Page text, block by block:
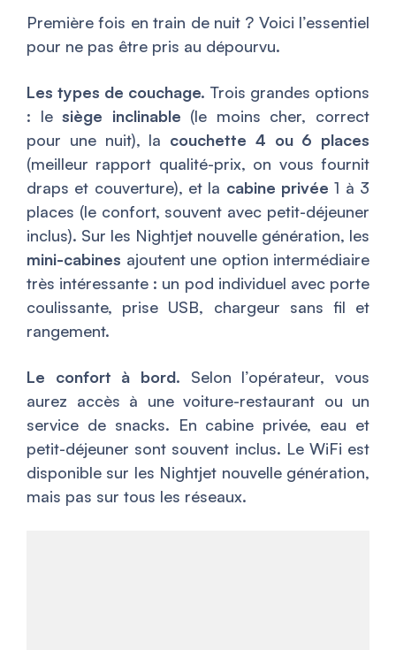
Première fois en train de nuit ? Voici l’essentiel
pour ne pas être pris au dépourvu.
Les types de couchage. Trois grandes options
: lesiège inclinable (le moins cher, correct
pour une nuit), la couchette 4 ou 6 places
(meilleur rapport qualité-prix, on vous fournit
draps et couverture), et la cabine privée 1 à 3
places (le confort, souvent avec petit-déjeuner
inclus). Sur les Nightjet nouvelle génération, les
mini-cabines ajoutent une option intermédiaire
très intéressante : un pod individuel avec porte
coulissante, prise USB, chargeur sans fil et
rangement.
Le confort à bord. Selon l’opérateur, vous
aurez accès à une voiture-restaurant ou un
service de snacks. En cabine privée, eau et
petit-déjeuner sont souvent inclus. Le WiFi est
disponible sur les Nightjet nouvelle génération,
mais pas sur tous les réseaux.